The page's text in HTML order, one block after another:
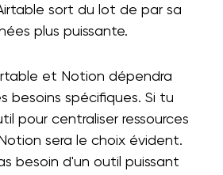
sort du lot de par sa
plus puissante.
et Notion dépendra
besoins spécifiques. Si tu
pour centraliser ressources
sera le choix évident.
besoin d'un outil puissant